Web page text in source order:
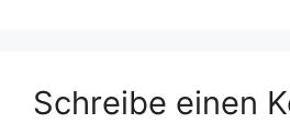
Schreibe einen